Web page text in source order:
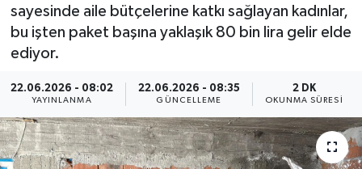
sayesinde aile bütçelerine katkı sağlayan kadınlar,
bu işten paket başına yaklaşık 80 bin lira gelir elde
ediyor.
22.06.2026 - 08:02
YAYINLANMA
22.06.2026 - 08:35
GÜNCELLEME
2 DK
OKUNMA SÜRESI
Dünya
Magazin